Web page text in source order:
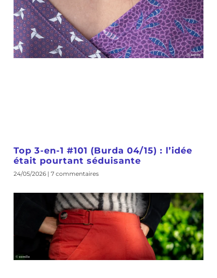
Top 3-en-1 #101 (Burda 04/15) : l’idée
était pourtant séduisante
24/05/2026 7 commentaires